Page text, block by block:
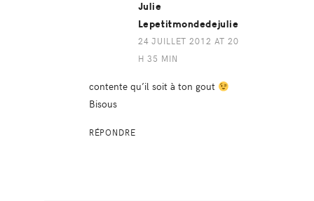
Julie
Lepetitmondedejulie
24 JUILLET 2012 AT 20
H 35 MIN
contente qu’il soit à ton gout
Bisous
RÉPONDRE